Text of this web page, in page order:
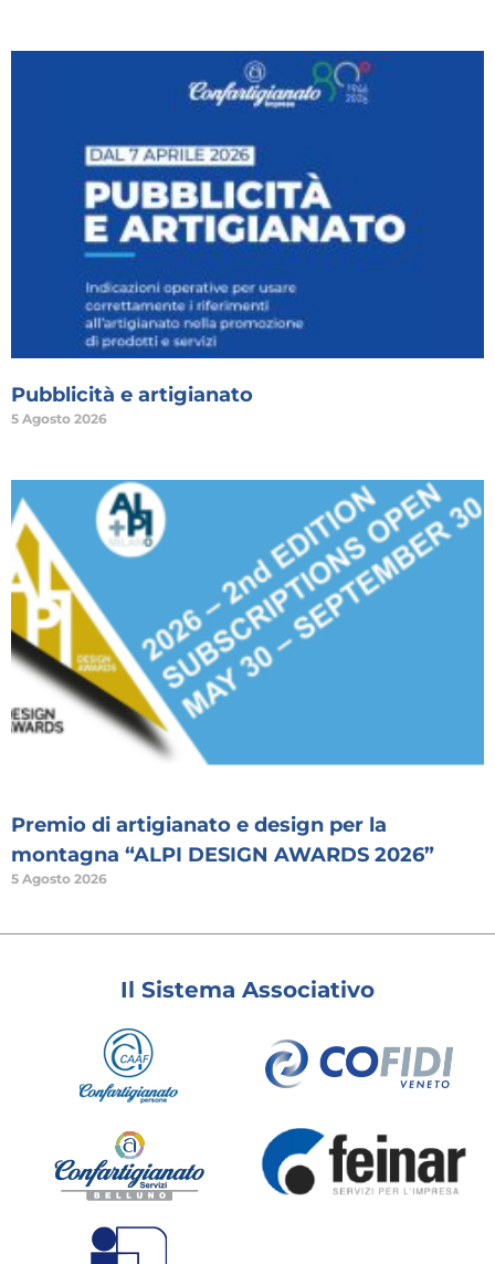
Pubblicità e artigianato
5 Agosto 2026
Premio di artigianato e design per la
montagna “ALPI DESIGN AWARDS 2026”
5 Agosto 2026
Il Sistema Associativo